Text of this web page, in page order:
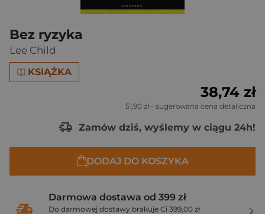
Bez ryzyka
Lee Child
KSIĄŻKA
38,74 zł
51,90 zł - sugerowana cena detaliczna
Zamów dziś, wyślemy w ciągu 24h!
DODAJ DO KOSZYKA
Darmowa dostawa od 399 zł
Do darmowej dostawy brakuje Ci 399,00 zł